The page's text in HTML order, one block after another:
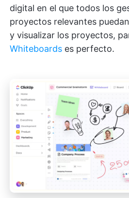
digital en el que todos los
proyectos relevantes
y visualizar los proyectos,
Whiteboards es perfecto.